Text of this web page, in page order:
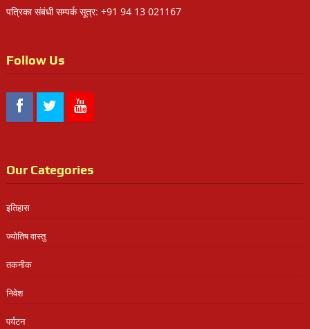
पत्रिका संबंधी सम्पर्क सूत्र: +91 94 13 021167
Follow Us
Our Categories
इतिहास
ज्योतिष वास्तु
तकनीक
निवेश
पर्यटन